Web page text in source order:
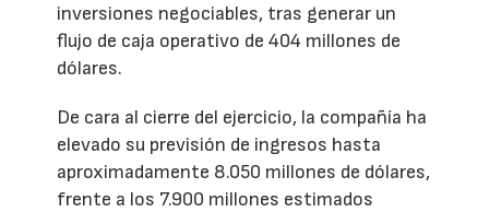
inversiones negociables, tras generar un
flujo de caja operativo de 404 millones de
dólares.
De cara al cierre del ejercicio, la compañía ha
elevado su previsión de ingresos hasta
aproximadamente 8.050 millones de dólares,
frente a los 7.900 millones estimados